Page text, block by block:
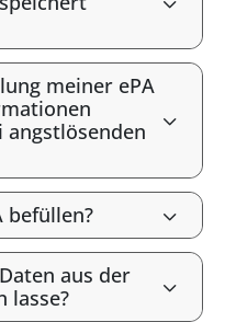
meiner ePA
angstlösenden
befüllen?
aus der
lasse?